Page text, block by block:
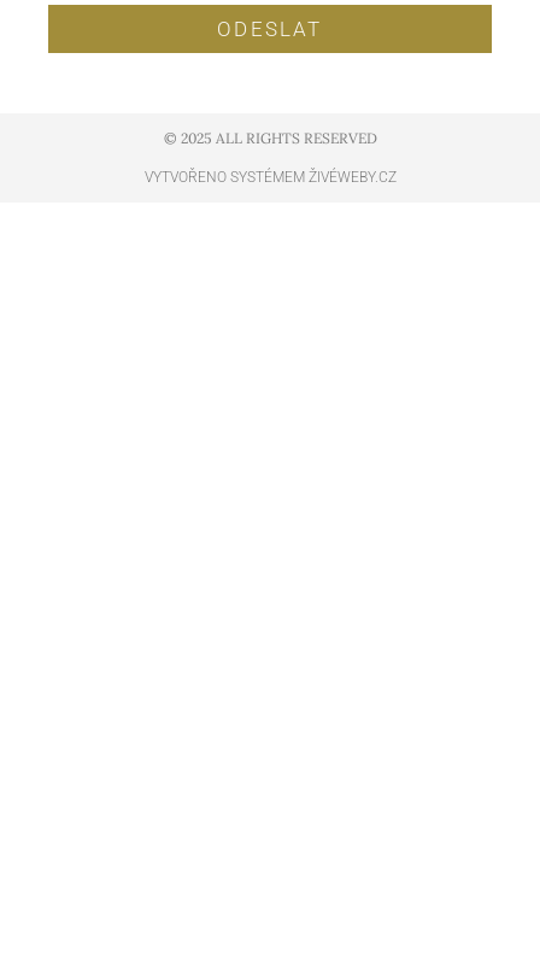
ODESLAT
© 2025 ALL RIGHTS RESERVED​
VYTVOŘENO SYSTÉMEM ŽIVÉWEBY.CZ